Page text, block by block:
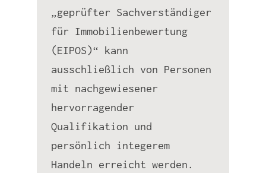
„geprüfter Sachverständiger
für Immobilienbewertung
(EIPOS)“ kann
ausschließlich von Personen
mit nachgewiesener
hervorragender
Qualifikation und
persönlich integerem
Handeln erreicht werden.